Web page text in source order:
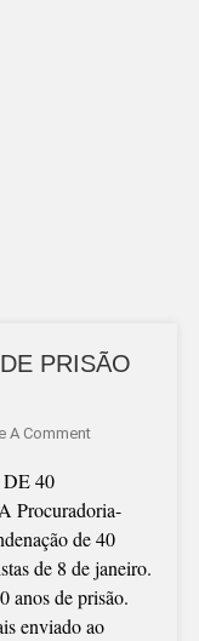
PRISÃO
A CommentOn
ATÉ
30
ANOS
DE
PRISÃO
40
Procuradoria-
de 40
de 8 de janeiro.
anos de prisão.
enviado ao